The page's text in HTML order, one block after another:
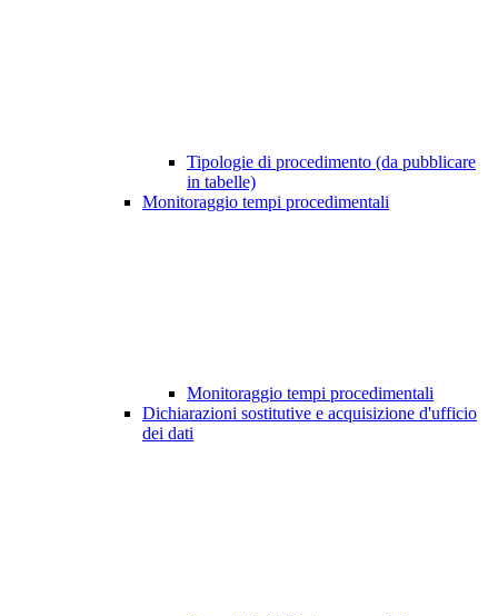
Tipologie di procedimento (da pubblicare
in tabelle)
Monitoraggio tempi procedimentali
Monitoraggio tempi procedimentali
Dichiarazioni sostitutive e acquisizione d'ufficio
dei dati